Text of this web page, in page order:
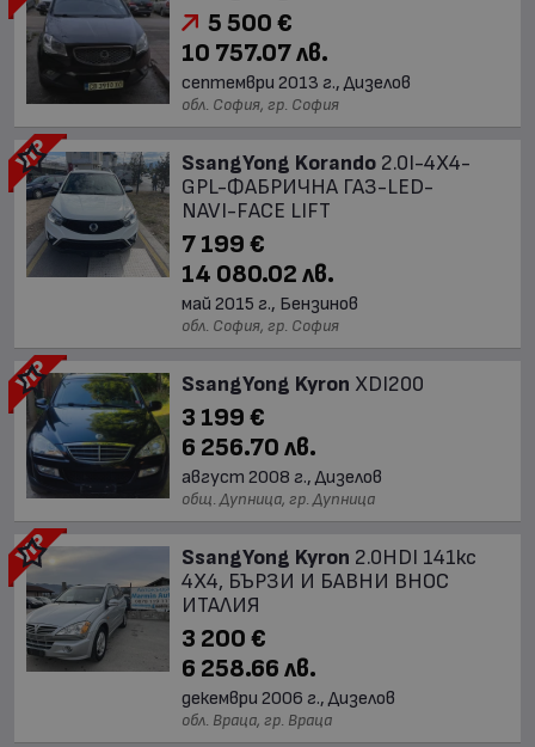
5 500 €
10 757.07 лв.
септември 2013 г., Дизелов
обл. София, гр. София
SsangYong Korando 2.0I-4Х4-
GPL-ФАБРИЧНА ГАЗ-LED-
NAVI-FACE LIFT
7 199 €
14 080.02 лв.
май 2015 г., Бензинов
обл. София, гр. София
SsangYong Kyron XDI200
3 199 €
6 256.70 лв.
август 2008 г., Дизелов
общ. Дупница, гр. Дупница
SsangYong Kyron 2.0HDI 141кс
4X4, БЪРЗИ И БАВНИ ВНОС
ИТАЛИЯ
3 200 €
6 258.66 лв.
декември 2006 г., Дизелов
обл. Враца, гр. Враца